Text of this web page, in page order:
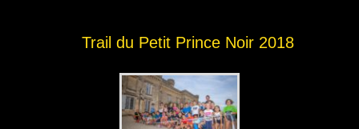
Trail du Petit Prince Noir 2018